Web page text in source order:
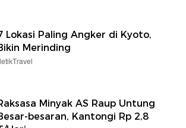
Lokasi Paling Angker di Kyoto,
Merinding
Minyak AS Raup Untung
besaran, Kantongi Rp 2,8